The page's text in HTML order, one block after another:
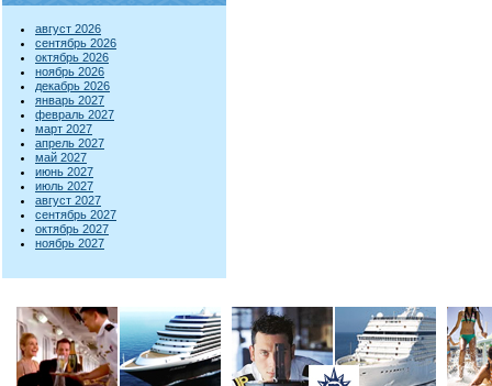
август 2026
сентябрь 2026
октябрь 2026
ноябрь 2026
декабрь 2026
январь 2027
февраль 2027
март 2027
апрель 2027
май 2027
июнь 2027
июль 2027
август 2027
сентябрь 2027
октябрь 2027
ноябрь 2027